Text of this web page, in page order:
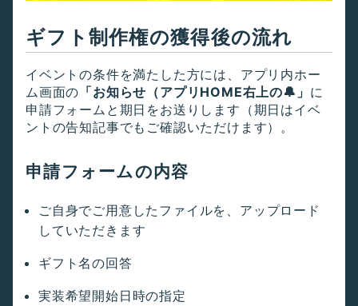
ギフト制作権の獲得後の流れ
イベントの条件を満たした方には、アプリ内ホー
ム画面の 「お知らせ（アプリHOME右上の🔔 」 に
申請フォームと期日をお送りします（期日はイベ
ントの告知記事でもご確認いただけます）。
申請フォームの内容
ご自身でご用意したファイルを、アップロード
していただきます
ギフト名の回答
実装希望開始日時の指定